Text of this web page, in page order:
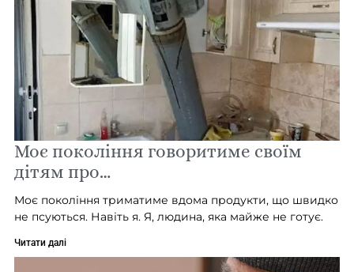
Моє покоління говоритиме своїм
дітям про…
Моє покоління триматиме вдома продукти, що швидко
не псуються. Навіть я. Я, людина, яка майже не готує.
Читати далі